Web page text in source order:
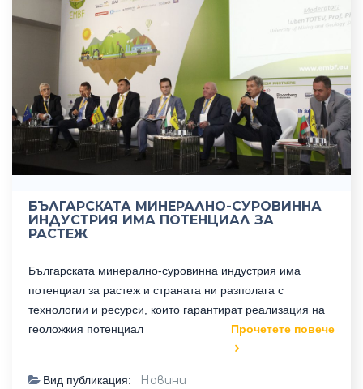
БЪЛГАРСКАТА МИНЕРАЛНО-СУРОВИННА
ИНДУСТРИЯ ИМА ПОТЕНЦИАЛ ЗА
РАСТЕЖ
Българската минерално-суровинна индустрия има
потенциал за растеж и страната ни разполага с
технологии и ресурси, които гарантират реализация на
геоложкия потенциал
Прочетете повече
Вид публикация: Новини